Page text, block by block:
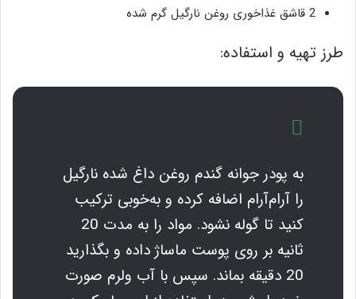
2 قاشق غذاخوری روغن نارگیل گرم شده
طرز تهیه و استفاده:
به پودر جوانه گندم روغن داغ شده نارگیل
را آرام‌آرام اضافه کرده و به‌خوبی ترکیب
کنید تا گوله نشود. مواد را به مدت 20
ثانیه بر روی پوست ماساژ داده و بگذارید
20 دقیقه بماند. سپس با آب ولرم صورت